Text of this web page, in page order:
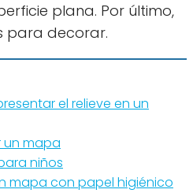
plana. Por último,
para decorar.
el relieve en un
mapa
niños
mapa con papel higiénico